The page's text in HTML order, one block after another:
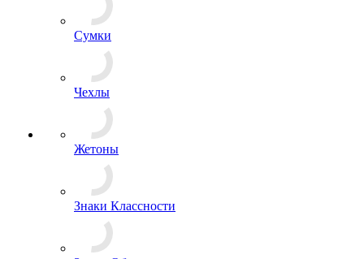
Спецсредства и аксессуары
Сумки
Чехлы
Жетоны